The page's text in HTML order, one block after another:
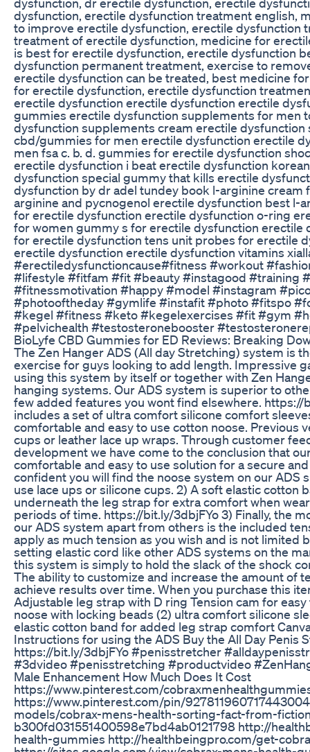
dysfunction, erectile dysfunction treatment english,
to improve erectile dysfunction, erectile dysfunction
treatment of erectile dysfunction, medicine for
is best for erectile dysfunction, erectile dysfunction
dysfunction permanent treatment, exercise to
erectile dysfunction can be treated, best medicine
for erectile dysfunction, erectile dysfunction
erectile dysfunction erectile dysfunction erectile
gummies erectile dysfunction supplements for men
dysfunction supplements cream erectile dysfunction
cbd/gummies for men erectile dysfunction erectile
men fsa c. b. d. gummies for erectile dysfunction
erectile dysfunction i beat erectile dysfunction
dysfunction special gummy that kills erectile
dysfunction by dr adel tundey book l-arginine cream
arginine and pycnogenol erectile dysfunction best l-
for erectile dysfunction erectile dysfunction o-ring
for women gummy s for erectile dysfunction erectile
for erectile dysfunction tens unit probes for erectile
erectile dysfunction erectile dysfunction vitamins
#erectiledysfunctioncause#fitness #workout
#lifestyle #fitfam #fit #beauty #instagood #training
#fitnessmotivation #happy #model #instagram
#photooftheday #gymlife #instafit #photo #fitspo
#kegel #fitness #keto #kegelexercises #fit #gym
#pelvichealth #testosteronebooster
BioLyfe CBD Gummies for ED Reviews: Breaking
The Zen Hanger ADS (All day Stretching) system is
exercise for guys looking to add length. Impressive
using this system by itself or together with Zen
hanging systems. Our ADS system is superior to
few added features you wont find elsewhere. https://
includes a set of ultra comfort silicone comfort
comfortable and easy to use cotton noose. Previous
cups or leather lace up wraps. Through customer
development we have come to the conclusion that
comfortable and easy to use solution for a secure
confident you will find the noose system on our ADS
use lace ups or silicone cups. 2) A soft elastic cotton
underneath the leg strap for extra comfort when
periods of time. https://bit.ly/3dbjFYo 3) Finally, the
our ADS system apart from others is the included
apply as much tension as you wish and is not limited
setting elastic cord like other ADS systems on the
this system is simply to hold the slack of the shock
The ability to customize and increase the amount of
achieve results over time. When you purchase this
Adjustable leg strap with D ring Tension cam for
noose with locking beads (2) ultra comfort silicone
elastic cotton band for added leg strap comfort
Instructions for using the ADS Buy the All Day Penis
https://bit.ly/3dbjFYo #penisstretcher
#3dvideo #penisstretching #productvideo
Male Enhancement How Much Does It Cost
https://www.pinterest.com/
https://www.pinterest.com/pin/
models/cobrax-mens-health-sorting-fact-from-
b300fd031551400598e7bd4ab0121798 http://
health-gummies http://healthbeingpro.com/get-